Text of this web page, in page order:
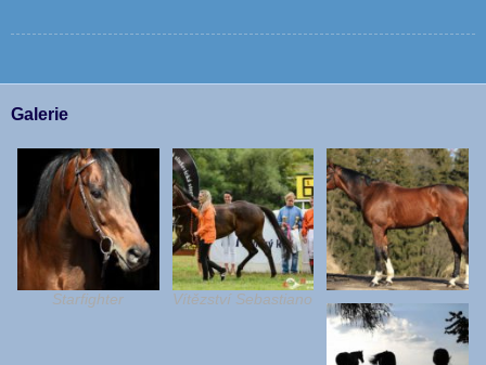
Galerie
Starfighter Vítězství Sebastiano